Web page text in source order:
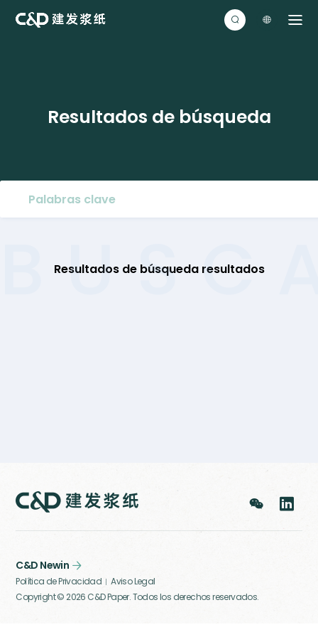
 
Resultados de búsqueda
Resultados de búsqueda resultados
 
Copyright © 2026C&D Paper. Todos los derechos reservados.
C&D Newin 
Política de Privacidad Aviso Legal